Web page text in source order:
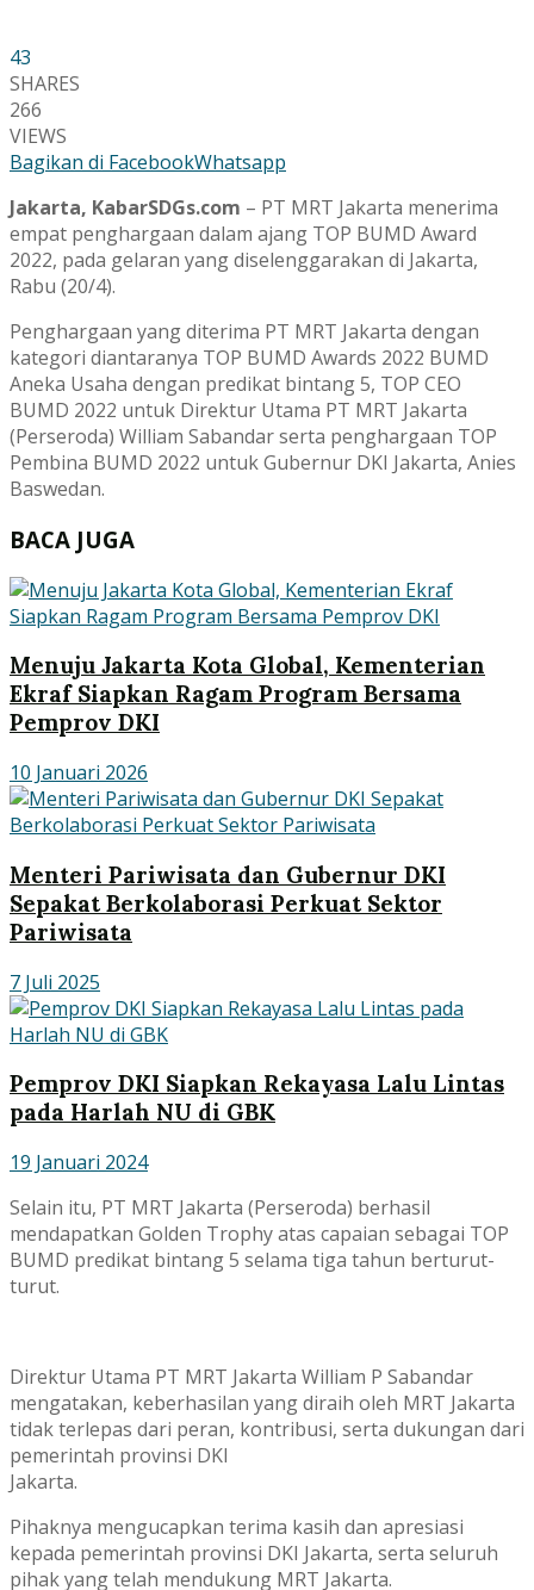
43
SHARES
266
VIEWS
Bagikan di FacebookWhatsapp
Jakarta, KabarSDGs.com – PT MRT Jakarta menerima
empat penghargaan dalam ajang TOP BUMD Award
2022, pada gelaran yang diselenggarakan di Jakarta,
Rabu (20/4).
Penghargaan yang diterima PT MRT Jakarta dengan
kategori diantaranya TOP BUMD Awards 2022 BUMD
Aneka Usaha dengan predikat bintang 5, TOP CEO
BUMD 2022 untuk Direktur Utama PT MRT Jakarta
(Perseroda) William Sabandar serta penghargaan TOP
Pembina BUMD 2022 untuk Gubernur DKI Jakarta, Anies
Baswedan.
BACA JUGA
Menuju Jakarta Kota Global, Kementerian
Ekraf Siapkan Ragam Program Bersama
Pemprov DKI
10 Januari 2026
Menteri Pariwisata dan Gubernur DKI
Sepakat Berkolaborasi Perkuat Sektor
Pariwisata
7 Juli 2025
Pemprov DKI Siapkan Rekayasa Lalu Lintas
pada Harlah NU di GBK
19 Januari 2024
Selain itu, PT MRT Jakarta (Perseroda) berhasil
mendapatkan Golden Trophy atas capaian sebagai TOP
BUMD predikat bintang 5 selama tiga tahun berturut-
turut.
Direktur Utama PT MRT Jakarta William P Sabandar
mengatakan, keberhasilan yang diraih oleh MRT Jakarta
tidak terlepas dari peran, kontribusi, serta dukungan dari
pemerintah provinsi DKI
Jakarta.
Pihaknya mengucapkan terima kasih dan apresiasi
kepada pemerintah provinsi DKI Jakarta, serta seluruh
pihak yang telah mendukung MRT Jakarta.